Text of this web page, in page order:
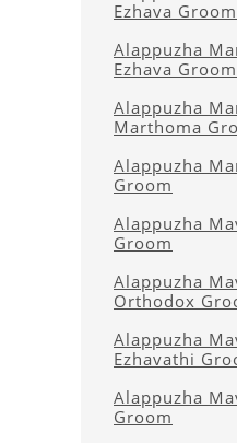
Ezhava Groom
Alappuzha
Ezhava Groom
Alappuzha
Marthoma
Alappuzha
Groom
Alappuzha
Groom
Alappuzha
Orthodox
Alappuzha
Ezhavathi
Alappuzha
Groom